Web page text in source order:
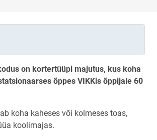
on kortertüüpi majutus, kus koha
õppes VIKKis õppijale 60
koha kaheses või kolmeses toas,
koolimajas.